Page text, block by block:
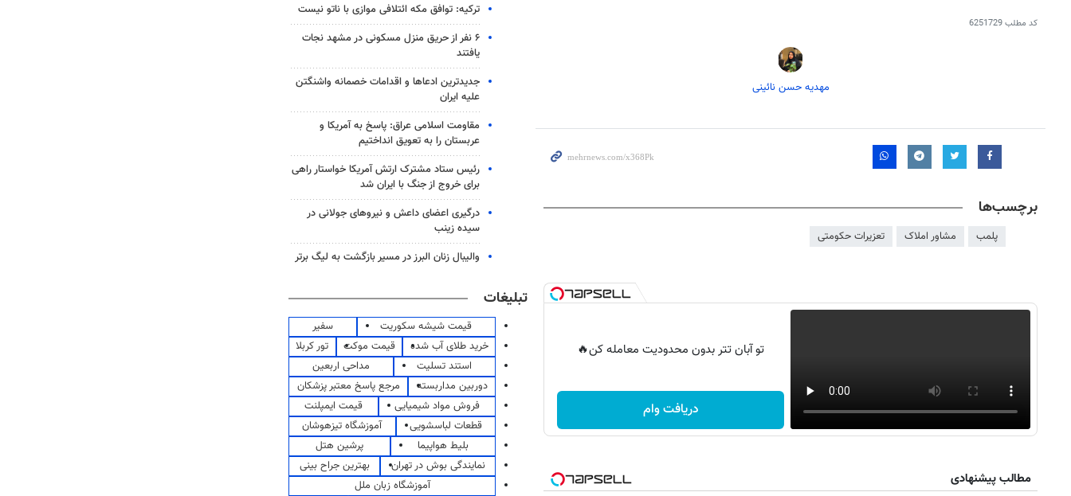
کد مطلب6251729
مهدیه حسن نائینی
برچسب‌ها
پلمب مشاور املاک تعزیرات حکومتی
تو آبان تتر بدون محدودیت معامله کن🔥
دریافت وام
مطالب پیشنهادی
ترکیه: توافق مکه ائتلافی موازی با ناتو نیست
۶ نفر از حریق منزل مسکونی در مشهد نجات
یافتند
جدیدترین ادعاها و اقدامات خصمانه واشنگتن
علیه ایران
مقاومت اسلامی عراق: پاسخ به آمریکا و
عربستان را به تعویق انداختیم
رئیس ستاد مشترک ارتش آمریکا خواستار راهی
برای خروج از جنگ با ایران شد
درگیری اعضای داعش و نیروهای جولانی در
سیده زینب
والیبال زنان البرز در مسیر بازگشت به لیگ برتر
تبلیغات
قیمت شیشه سکوریت
سفیر
خرید طلای آب شده
قیمت موکت
تور کربلا
استند تسلیت
مداحی اربعین
دوربین مداربسته
مرجع پاسخ معتبر پزشکان
فروش مواد شیمیایی
قیمت ایمپلنت
قطعات لباسشویی
آموزشگاه تیزهوشان
بلیط هواپیما
پرشین هتل
نمایندگی بوش در تهران
بهترین جراح بینی
آموزشگاه زبان ملل